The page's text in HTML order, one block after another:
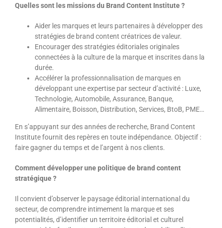
Quelles sont les missions du Brand Content Institute ?
Aider les marques et leurs partenaires à développer des
stratégies de brand content créatrices de valeur.
Encourager des stratégies éditoriales originales
connectées à la culture de la marque et inscrites dans la
durée.
Accélérer la professionnalisation de marques en
développant une expertise par secteur d’activité : Luxe,
Technologie, Automobile, Assurance, Banque,
Alimentaire, Boisson, Distribution, Services, BtoB, PME…
En s’appuyant sur des années de recherche, Brand Content
Institute fournit des repères en toute indépendance. Objectif :
faire gagner du temps et de l’argent à nos clients.
Comment développer une politique de brand content
stratégique ?
Il convient d’observer le paysage éditorial international du
secteur, de comprendre intimement la marque et ses
potentialités, d’identifier un territoire éditorial et culturel